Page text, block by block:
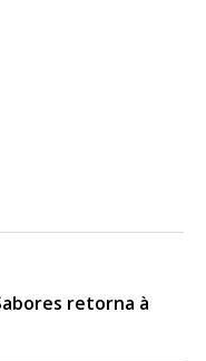
retorna à